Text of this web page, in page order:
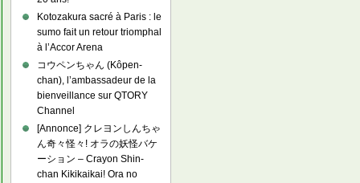
Kotozakura sacré à Paris : le
sumo fait un retour triomphal
à l’Accor Arena
コウペンちゃん (Kôpen-
chan), l’ambassadeur de la
bienveillance sur QTORY
Channel
[Annonce] クレヨンしんちゃ
ん奇々怪々! オラの妖怪バケ
ーション – Crayon Shin-
chan Kikikaikai! Ora no